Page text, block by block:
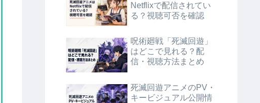
Netflixで配信されてい
る？視聴可否を確認
呪術廻戦「死滅回遊」
はどこで見れる？配
信・視聴方法まとめ
死滅回遊アニメのPV・
キービジュアル公開情